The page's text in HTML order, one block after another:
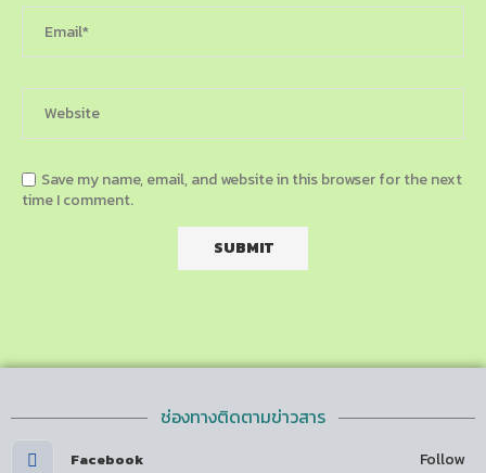
Save my name, email, and website in this browser for the next
time I comment.
ช่องทางติดตามข่าวสาร
Facebook Follow